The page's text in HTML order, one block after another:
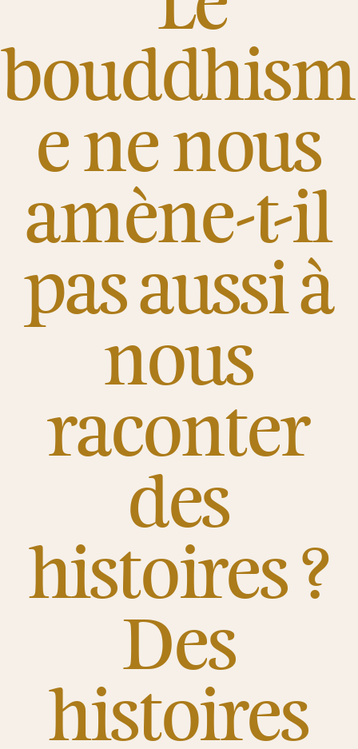
bouddhism
e ne nous
amène-t-il
pas aussi à
nous
raconter
des
histoires ?
Des
histoires